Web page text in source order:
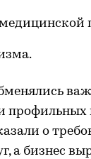
о
а бизнес